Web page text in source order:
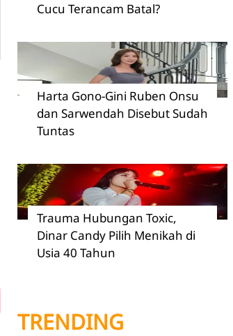
Cucu Terancam Batal?
Harta Gono-Gini Ruben Onsu
dan Sarwendah Disebut Sudah
Tuntas
Trauma Hubungan Toxic,
Dinar Candy Pilih Menikah di
Usia 40 Tahun
TRENDING